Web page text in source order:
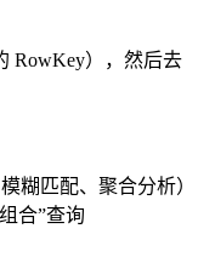
RowKey），然后去
糊匹配、聚合分析）
合”查询